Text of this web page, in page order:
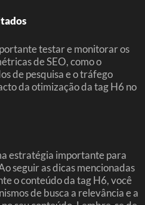
testar e monitorar os
de SEO, como o
de pesquisa e o tráfego
da otimização da tag H6 no
estratégia importante para
seguir as dicas mencionadas
o conteúdo da tag H6, você
de busca a relevância e a